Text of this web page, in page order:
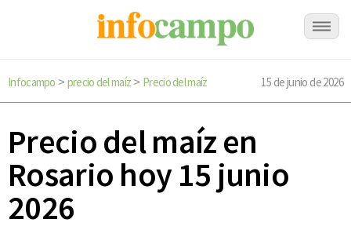
Infocampo > precio del maíz> Precio del maíz 15 de junio de 2026
Precio del maíz en
Rosario hoy 15 junio
2026